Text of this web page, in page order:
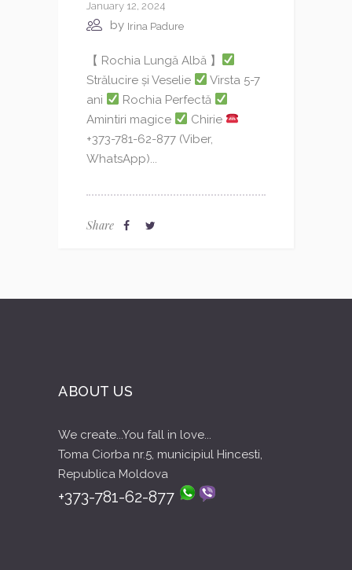
January 12, 2024
by Irina Padure
【 Rochia Lungă Albă 】
Strălucire și Veselie
Virsta 5-7
ani
Rochia Perfectă
Amintiri magice
Chirie
+373-781-62-877 (Viber,
WhatsApp)...
Share
ABOUT US
We create...You fall in love...
Toma Ciorba nr.5, municipiul Hincesti,
Republica Moldova
+373-781-62-877